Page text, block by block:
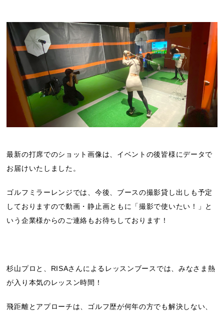
最新の打席でのショット画像は、イベントの後皆様にデータで
お届けいたしました。
ゴルフミラーレンジでは、今後、ブースの撮影貸し出しも予定
しておりますので動画・静止画ともに「撮影で使いたい！」と
いう企業様からのご連絡もお待ちしております！
杉山プロと、RISAさんによるレッスンブースでは、みなさま熱
が入り本気のレッスン時間！
飛距離とアプローチは、ゴルフ歴が何年の方でも解決しない、